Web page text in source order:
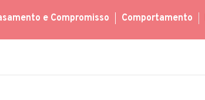
e Compromisso Comportamento